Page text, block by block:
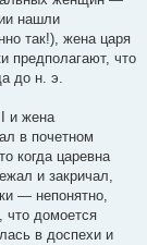
нашли
так!), жена царя
предполагают, что
до н. э.
и жена
в почетном
когда царевна
и закричал,
— непонятно,
что домоется
в доспехи и